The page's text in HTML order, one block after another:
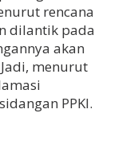
rencana
dilantik pada
akan
menurut
PPKI.